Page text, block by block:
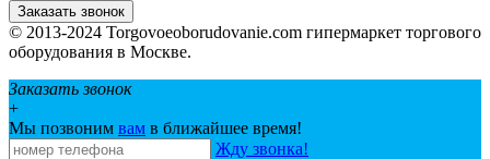
Заказать звонок
© 2013-2024 Torgovoeoborudovanie.com гипермаркет торгового
оборудования в Москве.
Заказать звонок
+
Мы позвоним вам в ближайшее время!
Жду звонка!